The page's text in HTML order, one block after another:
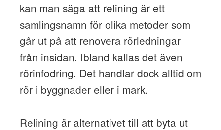
kan man säga att relining är ett
samlingsnamn för olika metoder som
går ut på att renovera rörledningar
från insidan. Ibland kallas det även
rörinfodring. Det handlar dock alltid om
rör i byggnader eller i mark.
Relining är alternativet till att byta ut